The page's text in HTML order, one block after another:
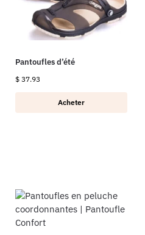
Pantoufles d’été
$ 37.93
Acheter